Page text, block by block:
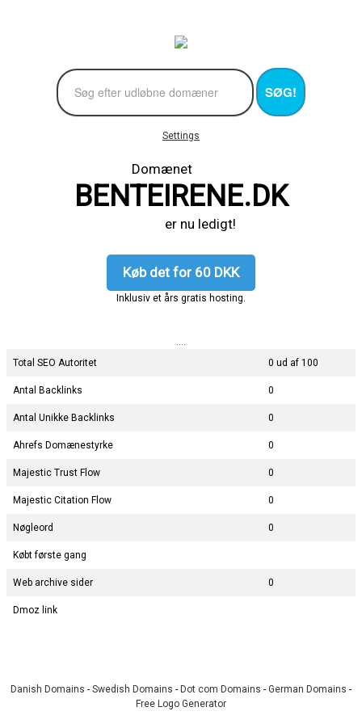
SØG!
Settings
Domænet
BENTEIRENE.DK
er nu ledigt!
Køb det for 60 DKK
Inklusiv et års gratis hosting.
Total SEO Autoritet
0 ud af 100
Antal Backlinks 0
Antal Unikke Backlinks 0
Ahrefs Domænestyrke 0
Majestic Trust Flow 0
Majestic Citation Flow 0
Nøgleord 0
Købt første gang
Web archive sider 0
Dmoz link
Danish Domains - Swedish Domains - Dot com Domains - German Domains -
Free Logo Generator